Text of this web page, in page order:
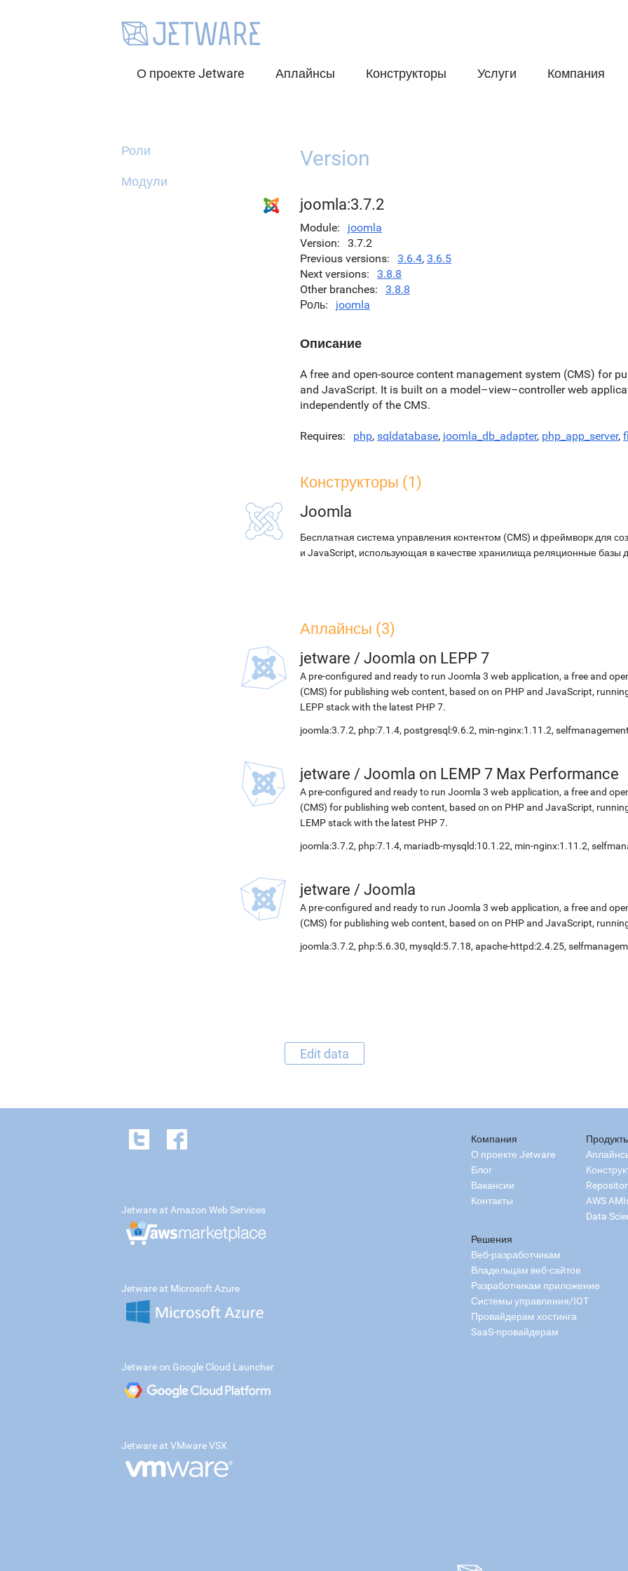
О проекте Jetware Аплайнсы Конструкторы Услуги Компания
Роли
Модули
Version
joomla:3.7.2
Module
joomla
Version
3.7.2
Previous versions
3.6.4, 3.6.5
Next versions
3.8.8
Other branches
3.8.8
Роль
joomla
Описание
A free and open-source content management system (CMS) for
and JavaScript. It is built on a model–view–controller web
independently of the CMS.
Requires php, sqldatabase, joomla_db_adapter, php_app_server,
Конструкторы (1)
Joomla
Бесплатная система управления контентом (CMS) и фреймворк для
и JavaScript, использующая в качестве хранилища реляционные базы
Аплайнсы (3)
jetware / Joomla on LEPP 7
A pre-configured and ready to run Joomla 3 web application, a free and
(CMS) for publishing web content, based on on PHP and JavaScript,
LEPP stack with the latest PHP 7.
joomla:3.7.2, php:7.1.4, postgresql:9.6.2, min-nginx:1.11.2,
jetware / Joomla on LEMP 7 Max Performance
A pre-configured and ready to run Joomla 3 web application, a free and
(CMS) for publishing web content, based on on PHP and JavaScript,
LEMP stack with the latest PHP 7.
joomla:3.7.2, php:7.1.4, mariadb-mysqld:10.1.22, min-nginx:1.11.2,
jetware / Joomla
A pre-configured and ready to run Joomla 3 web application, a free and
(CMS) for publishing web content, based on on PHP and JavaScript,
joomla:3.7.2, php:5.6.30, mysqld:5.7.18, apache-httpd:2.4.25,
Edit data
Компания
О проекте Jetware
Блог
Вакансии
Контакты
AWS
Data
Решения
Веб-разработчикам
Владельцам веб-сайтов
Разработчикам приложение
Системы управления/IOT
Провайдерам хостинга
SaaS-провайдерам
Jetware at Amazon Web Services
Jetware at Microsoft Azure
Jetware on Google Cloud Launcher
Jetware at VMware VSX